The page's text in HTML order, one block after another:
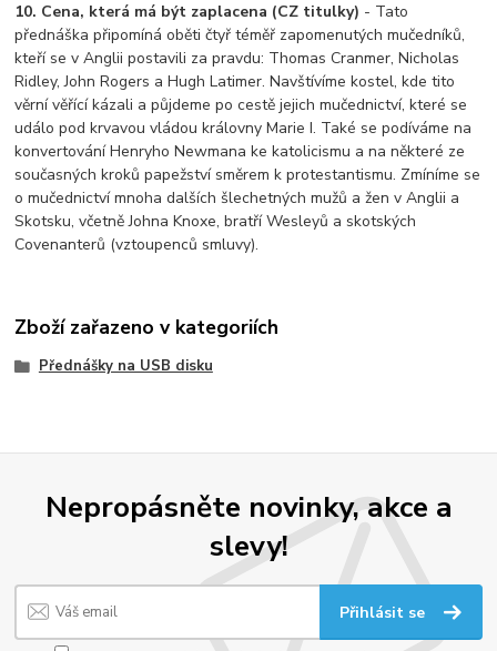
10. Cena, která má být zaplacena (CZ titulky) - Tato
přednáška připomíná oběti čtyř téměř zapomenutých mučedníků,
kteří se v Anglii postavili za pravdu: Thomas Cranmer, Nicholas
Ridley, John Rogers a Hugh Latimer. Navštívíme kostel, kde tito
věrní věřící kázali a půjdeme po cestě jejich mučednictví, které se
událo pod krvavou vládou královny Marie I. Také se podíváme na
konvertování Henryho Newmana ke katolicismu a na některé ze
současných kroků papežství směrem k protestantismu. Zmíníme se
o mučednictví mnoha dalších šlechetných mužů a žen v Anglii a
Skotsku, včetně Johna Knoxe, bratří Wesleyů a skotských
Covenanterů (vztoupenců smluvy).
Zboží zařazeno v kategoriích
Přednášky na USB disku
Nepropásněte novinky, akce a
slevy!
Přihlásit se